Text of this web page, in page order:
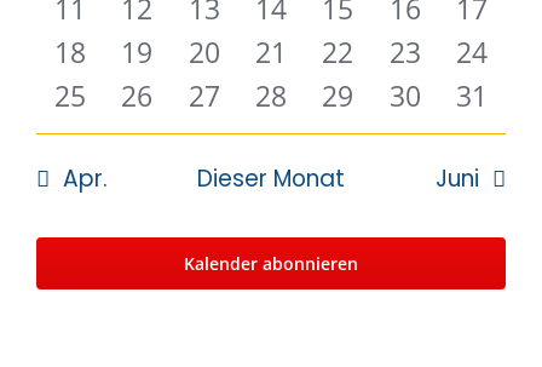
Veranstaltungen
11
Veranstaltungen
12
Veranstaltungen
13
Veranstaltungen
14
Veranstaltungen
15 16
17
0
Veranstaltungen
18
0
Veranstaltungen
19
0
Veranstaltungen
20
0
Veranstaltungen
21
0
Veranstaltungen
22
0
23
0
24
0
Veranstaltungen
25
0
Veranstaltungen
26
0
Veranstaltungen
27
0
Veranstaltungen
28
0
Veranstaltungen
29
0
30
0
31
Apr. Dieser Monat Juni
Kalender abonnieren